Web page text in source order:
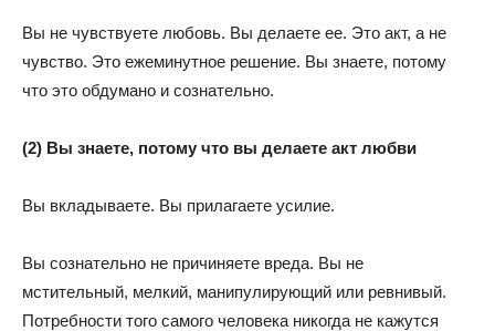
Вы не чувствуете любовь. Вы делаете ее. Это акт, а не
чувство. Это ежеминутное решение. Вы знаете, потому
что это обдумано и сознательно.
(2) Вы знаете, потому что вы делаете акт любви
Вы вкладываете. Вы прилагаете усилие.
Вы сознательно не причиняете вреда. Вы не
мстительный, мелкий, манипулирующий или ревнивый.
Потребности того самого человека никогда не кажутся